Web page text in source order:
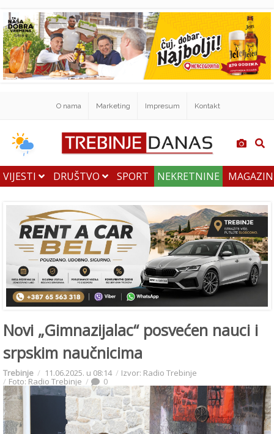
O nama Marketing Impresum Kontakt
VIJESTI DRUŠTVO SPORT NEKRETNINE
Novi „Gimnazijalac“ posvećen nauci i
srpskim naučnicima
Trebinje 11.06.2025. u 08:14 Izvor: Radio Trebinje
Foto: Radio Trebinje 0